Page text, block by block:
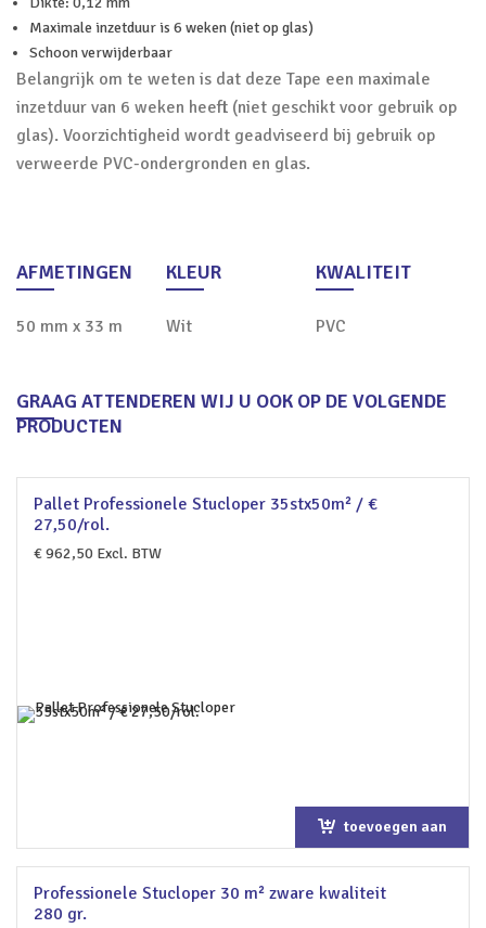
Maximale inzetduur is 6 weken (niet op glas)
Schoon verwijderbaar
Belangrijk om te weten is dat deze Tape een maximale
inzetduur van 6 weken heeft (niet geschikt voor gebruik op
glas). Voorzichtigheid wordt geadviseerd bij gebruik op
verweerde PVC-ondergronden en glas.
AFMETINGEN
50 mm x 33 m
KLEUR
Wit
KWALITEIT
PVC
GRAAG ATTENDEREN WIJ U OOK OP DE VOLGENDE
PRODUCTEN
Pallet Professionele Stucloper 35stx50m² / €
27,50/rol.
€962,50 Excl. BTW
toevoegen aan
winkelwagen
Professionele Stucloper 30 m² zware kwaliteit
280 gr.